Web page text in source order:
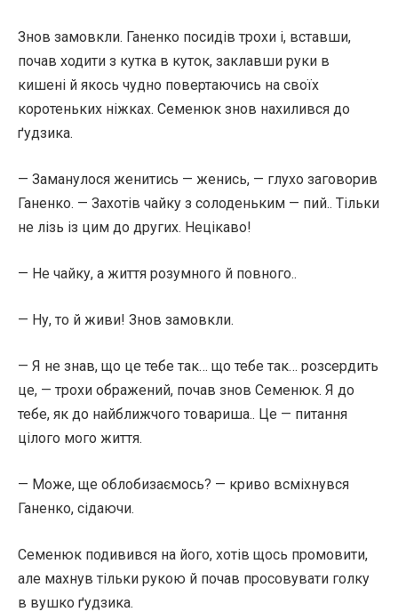
Знов замовкли. Ганенко посидів трохи і, вставши,
почав ходити з кутка в куток, заклавши руки в
кишені й якось чудно повертаючись на своїх
коротеньких ніжках. Семенюк знов нахилився до
ґудзика.
— Заманулося женитись — женись, — глухо заговорив
Ганенко. — Захотів чайку з солоденьким — пий.. Тільки
не лізь із цим до других. Нецікаво!
— Не чайку, а життя розумного й повного..
— Ну, то й живи! Знов замовкли.
— Я не знав, що це тебе так… що тебе так… розсердить
це, — трохи ображений, почав знов Семенюк. Я до
тебе, як до найближчого товариша.. Це — питання
цілого мого життя.
— Може, ще облобизаємось? — криво всміхнувся
Ганенко, сідаючи.
Семенюк подивився на його, хотів щось промовити,
але махнув тільки рукою й почав просовувати голку
в вушко ґудзика.